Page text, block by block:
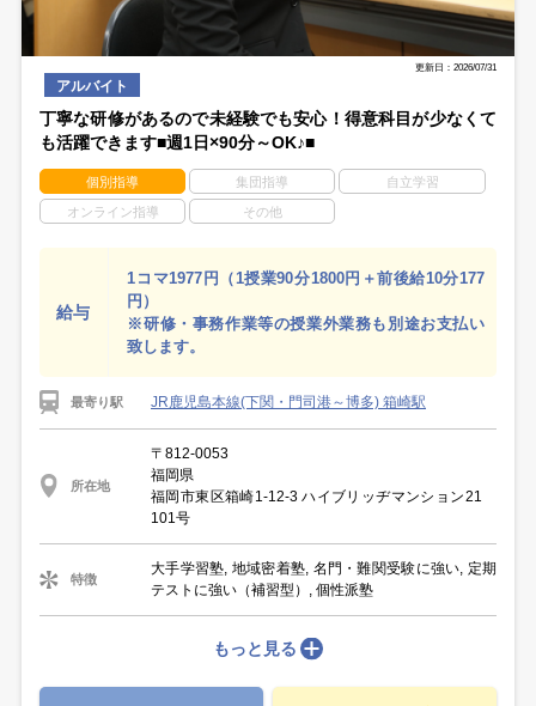
更新日：2026/07/31
アルバイト
丁寧な研修があるので未経験でも安心！得意科目が少なくて
も活躍できます■週1日×90分～OK♪■
個別指導 集団指導 自立学習
オンライン指導 その他
給与
1コマ1977円（1授業90分1800円＋前後給10分177
円）
※研修・事務作業等の授業外業務も別途お支払い
致します。
最寄り駅 JR鹿児島本線(下関・門司港～博多) 箱崎駅
所在地
〒812-0053
福岡県
福岡市東区箱崎1-12-3 ハイブリッヂマンション21
101号
特徴
大手学習塾, 地域密着塾, 名門・難関受験に強い, 定期
テストに強い（補習型）, 個性派塾
もっと見る